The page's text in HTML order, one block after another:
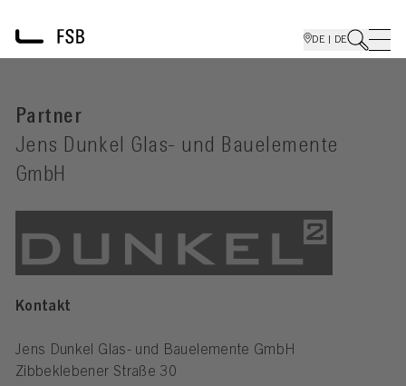
DE | DE
Partner
Jens Dunkel Glas- und Bauelemente
GmbH
Kontakt
Jens Dunkel Glas- und Bauelemente GmbH
Zibbeklebener Straße 30